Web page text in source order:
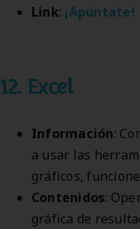
Link: ¡Apúntate!
12. Excel
Información:
a usar las
gráficos,
Contenidos:
gráfica de